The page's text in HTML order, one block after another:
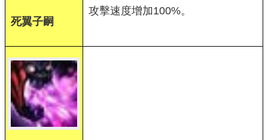
死翼子嗣
攻擊速度增加100%。